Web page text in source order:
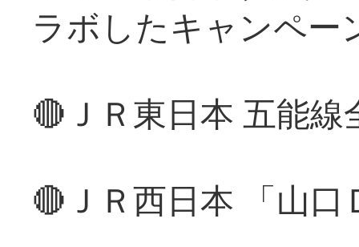
ラボしたキャンペー
🔴ＪＲ東日本 五能
🔴ＪＲ西日本 「山